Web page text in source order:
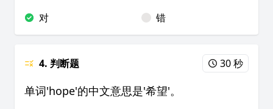
对 错
4. 判断题 30 秒
单词'hope'的中文意思是'希望'。